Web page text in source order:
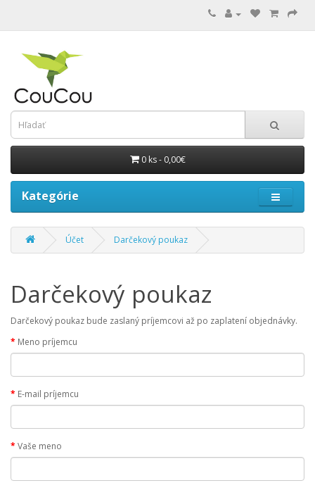
0 ks - 0,00€
Kategórie
Účet Darčekový poukaz
Darčekový poukaz
Darčekový poukaz bude zaslaný príjemcovi až po zaplatení objednávky.
Meno príjemcu
E-mail príjemcu
Vaše meno